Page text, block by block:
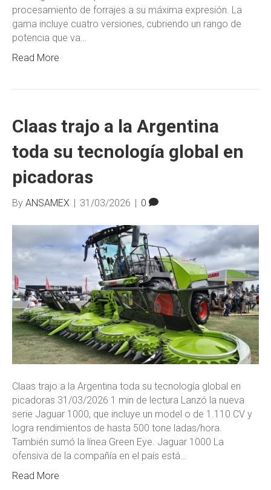
procesamiento de forrajes a su máxima expresión. La
gama incluye cuatro versiones, cubriendo un rango de
potencia que va…
Read More
Claas trajo a la Argentina
toda su tecnología global en
picadoras
By ANSAMEX 31/03/2026 0
Claas trajo a la Argentina toda su tecnología global en
picadoras 31/03/2026 1 min de lectura Lanzó la nueva
serie Jaguar 1000, que incluye un model o de 1.110 CV y
logra rendimientos de hasta 500 tone ladas/hora.
También sumó la línea Green Eye. Jaguar 1000 La
ofensiva de la compañía en el país está…
Read More